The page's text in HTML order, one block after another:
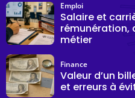
Salaire et
rémunération,
métier
Emploi
Valeur d’un
et erreurs à
Finance